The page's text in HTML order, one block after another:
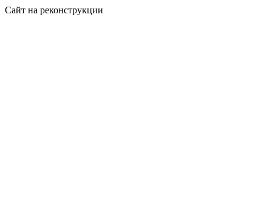
Сайт на реконструкции